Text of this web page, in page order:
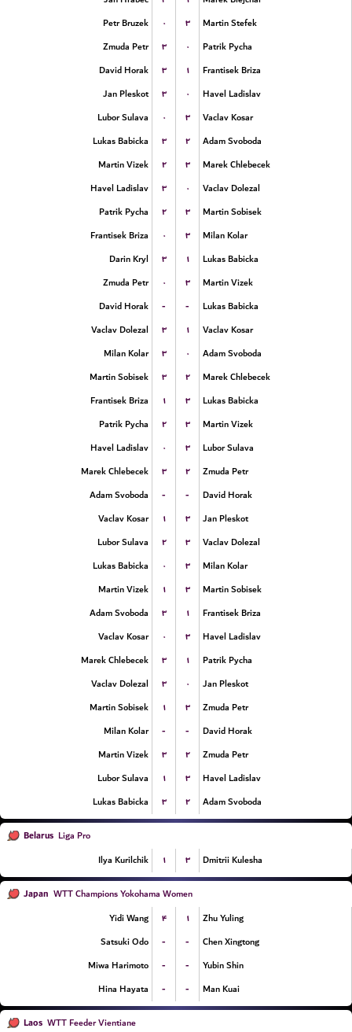
Petr Bruzek
۰ ۳
Martin Stefek
Zmuda Petr
۳ ۰
Patrik Pycha
David Horak
۳ ۱
Frantisek Briza
Jan Pleskot
۳ ۰
Havel Ladislav
Lubor Sulava
۰ ۳
Vaclav Kosar
Lukas Babicka
۳ ۲
Adam Svoboda
Martin Vizek
۲ ۳
Marek Chlebecek
Havel Ladislav
۳ ۰
Vaclav Dolezal
Patrik Pycha
۲ ۳
Martin Sobisek
Frantisek Briza
۰ ۳
Milan Kolar
Darin Kryl
۳ ۱
Lukas Babicka
Zmuda Petr
۰ ۳
Martin Vizek
David Horak
- -
Lukas Babicka
Vaclav Dolezal
۳ ۱
Vaclav Kosar
Milan Kolar
۳ ۰
Adam Svoboda
Martin Sobisek
۳ ۲
Marek Chlebecek
Frantisek Briza
۱ ۳
Lukas Babicka
Patrik Pycha
۲ ۳
Martin Vizek
Havel Ladislav
۰ ۳
Lubor Sulava
Marek Chlebecek
۳ ۲
Zmuda Petr
Adam Svoboda
- -
David Horak
Vaclav Kosar
۱ ۳
Jan Pleskot
Lubor Sulava
۲ ۳
Vaclav Dolezal
Lukas Babicka
۰ ۳
Milan Kolar
Martin Vizek
۱ ۳
Martin Sobisek
Adam Svoboda
۳ ۱
Frantisek Briza
Vaclav Kosar
۰ ۳
Havel Ladislav
Marek Chlebecek
۳ ۱
Patrik Pycha
Vaclav Dolezal
۳ ۰
Jan Pleskot
Martin Sobisek
۱ ۳
Zmuda Petr
Milan Kolar
- -
David Horak
Martin Vizek
۳ ۲
Zmuda Petr
Lubor Sulava
۱ ۳
Havel Ladislav
Lukas Babicka
۳ ۲ Adam Svoboda
Belarus Liga Pro
Ilya Kurilchik
۱ ۳ Dmitrii Kulesha
Japan WTT Champions Yokohama Women
Yidi Wang
۴ ۱
Zhu Yuling
Satsuki Odo
- -
Chen Xingtong
Miwa Harimoto
- -
Yubin Shin
Hina Hayata
- - Man Kuai
Laos WTT Feeder Vientiane